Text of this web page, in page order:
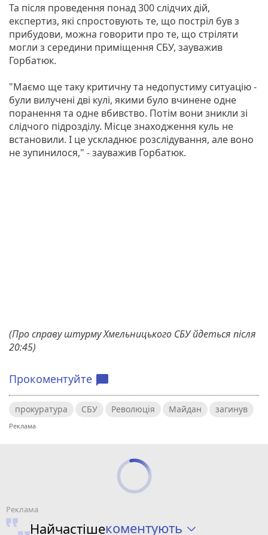
Та після проведення понад 300 слідчих дій,
експертиз, які спростовують те, що постріл був з
прибудови, можна говорити про те, що стріляти
могли з середини приміщення СБУ, зауважив
Горбатюк.
"Маємо ще таку критичну та недопустиму ситуацію -
були вилучені дві кулі, якими було вчинене одне
поранення та одне вбивство. Потім вони зникли зі
слідчого підрозділу. Місце знаходження куль не
встановили. І це ускладнює розслідування, але воно
не зупинилося," - зауважив Горбатюк.
(Про справу штурму Хмельницького СБУ йдеться після
20:45)
Прокоментуйте chat_bubble
прокуратура СБУ Революція Майдан загинув
Найчастішекоментують